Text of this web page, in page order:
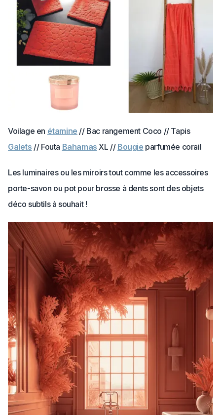
Voilage en étamine // Bac rangement Coco // Tapis
Galets // Fouta Bahamas XL // Bougie parfumée corail
Les luminaires ou les miroirs tout comme les accessoires
porte-savon ou pot pour brosse à dents sont des objets
déco subtils à souhait !